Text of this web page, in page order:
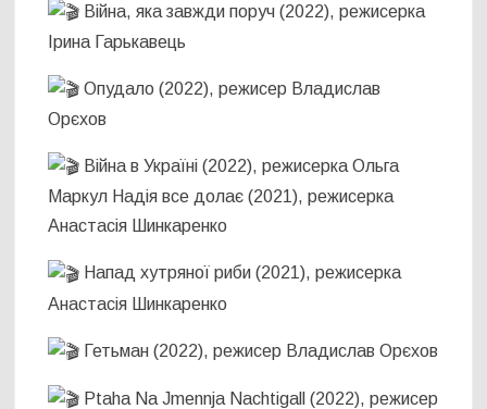
Війна, яка завжди поруч (2022), режисерка
Ірина Гарькавець
Опудало (2022), режисер Владислав
Орєхов
Війна в Україні (2022), режисерка Ольга
Маркул Надія все долає (2021), режисерка
Анастасія Шинкаренко
Напад хутряної риби (2021), режисерка
Анастасія Шинкаренко
Гетьман (2022), режисер Владислав Орєхов
Ptaha Na Jmennja Nachtigall (2022), режисер